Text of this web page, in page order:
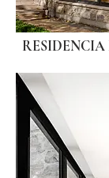
RESIDENCIA